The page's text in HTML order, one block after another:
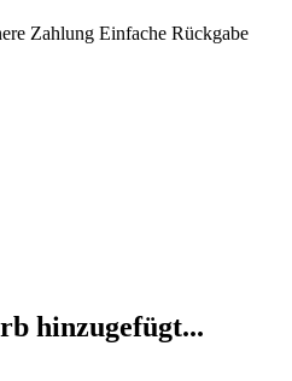
Zahlung Einfache Rückgabe
hinzugefügt...